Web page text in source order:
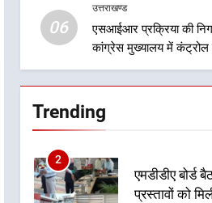
06
उत्तराखण्ड
एसआईआर प्रक्रिया की
कांग्रेस मुख्यालय में
Trending
और सांस्कृतिक
विस्तार पर हुई
उत्तराखण्ड
1
भारी से बहुत
के बीच जिला
विभागों को
2
एमडीडीए बोर्ड
प्रस्तावों को